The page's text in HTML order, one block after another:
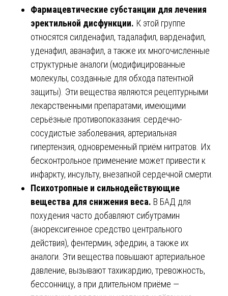
Фармацевтические субстанции для лечения
эректильной дисфункции. К этой группе
относятся силденафил, тадалафил, варденафил,
уденафил, аванафил, а также их многочисленные
структурные аналоги (модифицированные
молекулы, созданные для обхода патентной
защиты). Эти вещества являются рецептурными
лекарственными препаратами, имеющими
серьёзные противопоказания: сердечно-
сосудистые заболевания, артериальная
гипертензия, одновременный приём нитратов. Их
бесконтрольное применение может привести к
инфаркту, инсульту, внезапной сердечной смерти.
Психотропные и сильнодействующие
вещества для снижения веса. В БАД для
похудения часто добавляют сибутрамин
(анорексигенное средство центрального
действия), фентермин, эфедрин, а также их
аналоги. Эти вещества повышают артериальное
давление, вызывают тахикардию, тревожность,
бессонницу, а при длительном приёме —